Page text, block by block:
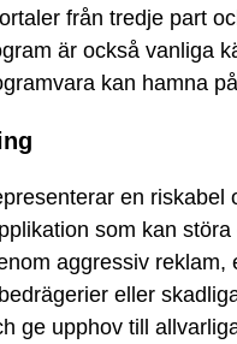
från tredje part
är också vanliga
kan hamna
en riskabel
som kan
aggressiv reklam,
eller
ge upphov till